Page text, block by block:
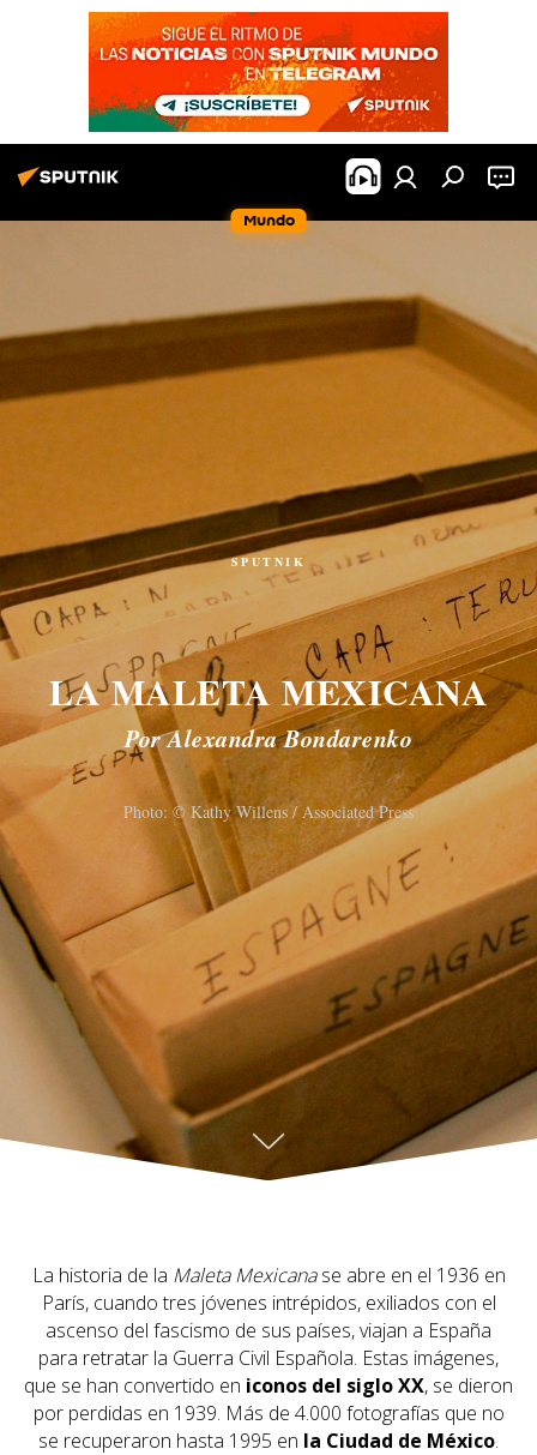
Mundo
SPUTNIK
LA MALETA MEXICANA
Por Alexandra Bondarenko
Photo: © Kathy Willens / Associated Press
La historia de la Maleta Mexicanase abre en el 1936 en
París, cuando tres jóvenes intrépidos, exiliados con el
ascenso del fascismo de sus países, viajan a España
para retratar la Guerra Civil Española. Estas imágenes,
que se han convertido en iconos del siglo XX, se dieron
por perdidas en 1939. Más de 4.000 fotografías que no
se recuperaron hasta 1995 en la Ciudad de México.